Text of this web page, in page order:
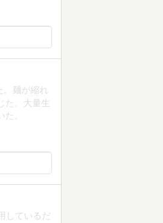
麺が縮れ
。大量生
。
しているだ